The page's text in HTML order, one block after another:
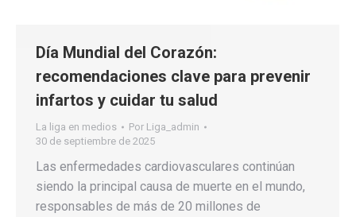
Día Mundial del Corazón:
recomendaciones clave para prevenir
infartos y cuidar tu salud
La liga en medios Por Liga_admin
30 de septiembre de 2025
Las enfermedades cardiovasculares continúan
siendo la principal causa de muerte en el mundo,
responsables de más de 20 millones de